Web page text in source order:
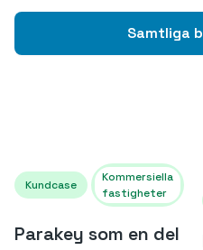
Samtliga
Kundcase
Kommersiella
fastigheter
Parakey som en del